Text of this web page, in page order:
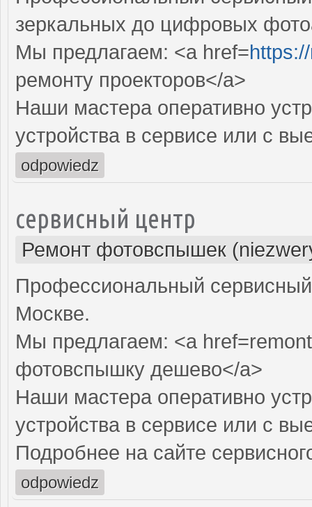
зеркальных до цифровых
Мы предлагаем: <a href=
ремонту проекторов</a>
Наши мастера оперативно
устройства в сервисе или с
odpowiedz
сервисный центр
Ремонт фотовспышек
Профессиональный
Москве.
Мы предлагаем: <a
фотовспышку дешево</a>
Наши мастера оперативно
устройства в сервисе или с
Подробнее на сайте
odpowiedz